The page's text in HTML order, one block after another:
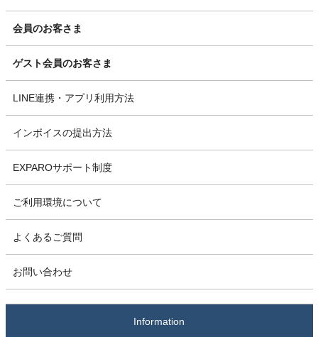
会員のお客さま
ゲスト会員のお客さま
LINE連携・アプリ利用方法
インボイスの提出方法
EXPAROサポート制度
ご利用環境について
よくあるご質問
お問い合わせ
Information